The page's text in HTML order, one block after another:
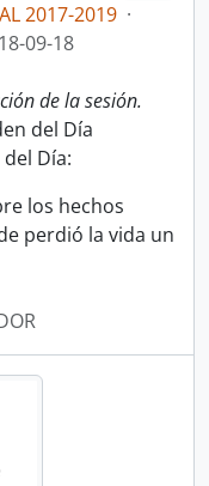
2017-2019 ·
09-18
de la sesión.
del Día
Día:
los hechos
perdió la vida un